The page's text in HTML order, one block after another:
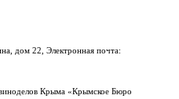
дом 22, Электронная почта:
Крыма «Крымское Бюро